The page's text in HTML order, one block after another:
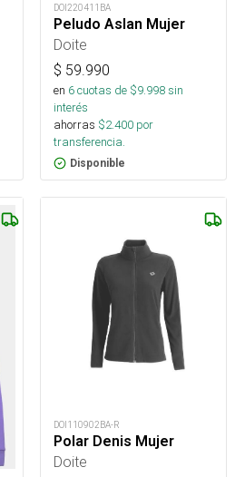
DOI220411BA
Peludo Aslan Mujer
Doite
$ 59.990
en 6cuotas de $9.998sin
interés
ahorras $2.400 por
transferencia.
Disponible
DOI110902BA-R
Polar Denis Mujer
Doite